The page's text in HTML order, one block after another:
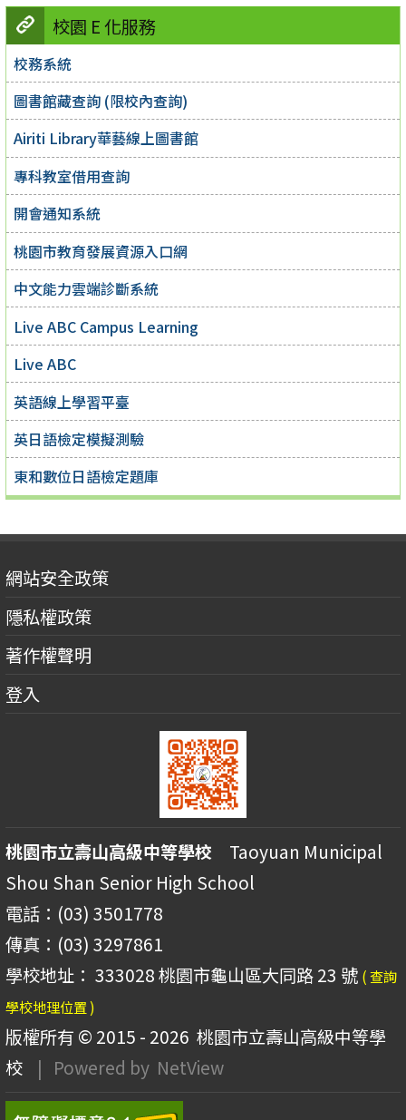
校園 E 化服務
校務系統
圖書館藏查詢 (限校內查詢)
Airiti Library華藝線上圖書館
專科教室借用查詢
開會通知系統
桃園市教育發展資源入口網
中文能力雲端診斷系統
Live ABC Campus Learning
Live ABC
英語線上學習平臺
英日語檢定模擬測驗
東和數位日語檢定題庫
網站安全政策
隱私權政策
著作權聲明
登入
桃園市立壽山高級中等學校 Taoyuan Municipal
Shou Shan Senior High School
電話：(03) 3501778
傳真：(03) 3297861
學校地址： 333028 桃園市龜山區大同路 23 號 ( 查詢
學校地理位置 )
版權所有 © 2015 - 2026 桃園市立壽山高級中等學
校
| Powered by NetView